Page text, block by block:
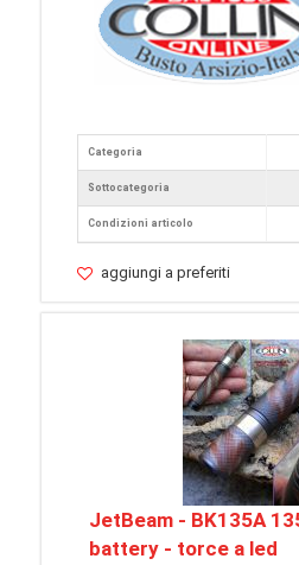
Categoria
Sottocategoria
Condizioni articolo
aggiungi a preferiti
JetBeam - BK135A
battery - torce a led